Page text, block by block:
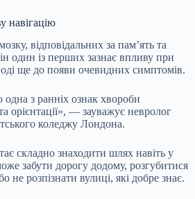
навігацію
відповідальних за пам’ять та
один із перших зазнає впливу при
ще до появи очевидних симптомів.
з ранніх ознак хвороби
орієнтації», — зауважує невролог
коледжу Лондона.
складно знаходити шлях навіть у
забути дорогу додому, розгубитися
не розпізнати вулиці, які добре знає.